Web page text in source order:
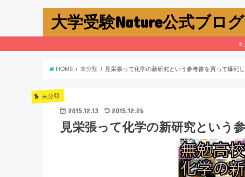
大学受験Nature公式ブログ
HOME 未分類 見栄張って化学の新研究という参考書を買って爆死し
未分類
2015.12.13 2015.12.26
見栄張って化学の新研究という